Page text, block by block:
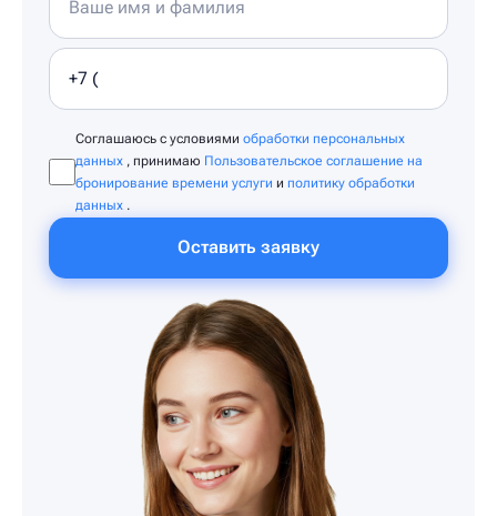
Соглашаюсь с условиями обработки персональных
данных , принимаю Пользовательское соглашение на
бронирование времени услуги и политику обработки
данных .
Оставить заявку